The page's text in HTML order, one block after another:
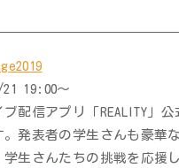
19:00〜
配信アプリ「REALITY」公
。発表者の学生さんも豪華
生さんたちの挑戦を応援